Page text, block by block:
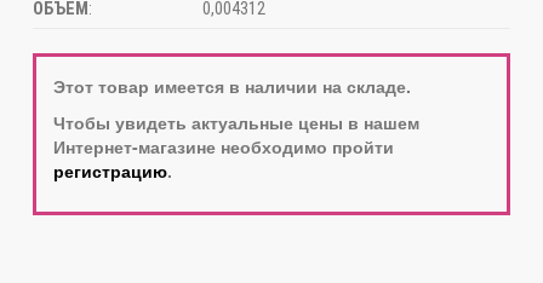
ОБЪЕМ : 0,004312
Этот товар имеется в наличии на складе.
Чтобы увидеть актуальные цены в нашем
Интернет-магазине необходимо пройти
регистрацию.